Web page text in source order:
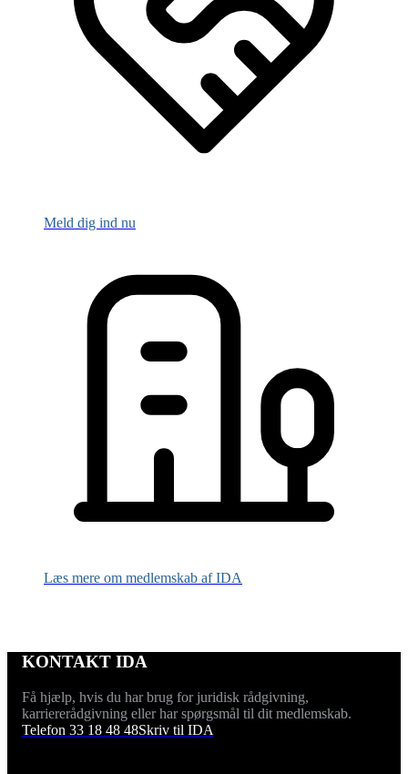
Meld dig ind nu
Læs mere om medlemskab af IDA
KONTAKT IDA
Få hjælp, hvis du har brug for juridisk rådgivning,
karriererådgivning eller har spørgsmål til dit medlemskab.
Telefon 33 18 48 48Skriv til IDA